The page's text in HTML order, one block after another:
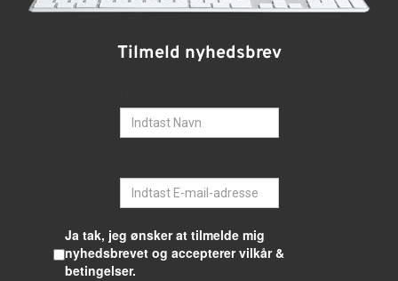
Tilmeld nyhedsbrev
Ja tak, jeg ønsker at tilmelde mig
nyhedsbrevet og accepterer vilkår &
betingelser.